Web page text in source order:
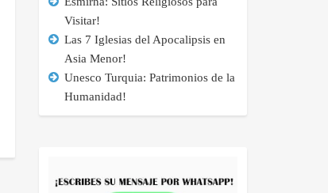
Visitar!
Las 7 Iglesias del Apocalipsis en
Asia Menor!
Unesco Turquia: Patrimonios de la
Humanidad!